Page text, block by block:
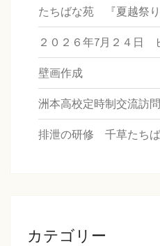
たちばな苑 『夏越祭り
２０２６年7月２４日
壁画作成
洲本高校定時制交流訪問
排泄の研修 千草たち
カテゴリー